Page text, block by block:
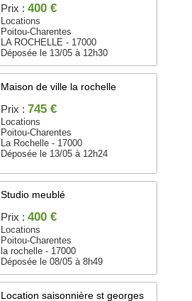
Prix : 400 €
Locations
Poitou-Charentes
LA ROCHELLE - 17000
Déposée le 13/05 à 12h30
Maison de ville la rochelle
Prix : 745 €
Locations
Poitou-Charentes
La Rochelle - 17000
Déposée le 13/05 à 12h24
Studio meublé
Prix : 400 €
Locations
Poitou-Charentes
la rochelle - 17000
Déposée le 08/05 à 8h49
Location saisonnière st georges